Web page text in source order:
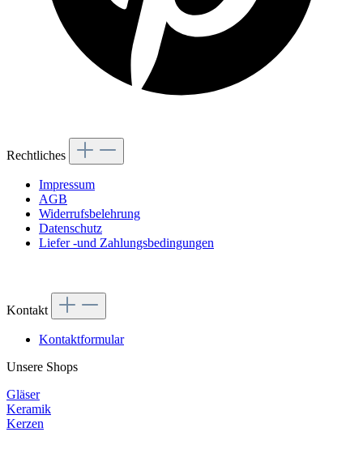
Rechtliches
Impressum
AGB
Widerrufsbelehrung
Datenschutz
Liefer -und Zahlungsbedingungen
Kontakt
Kontaktformular
Unsere Shops
Gläser
Keramik
Kerzen